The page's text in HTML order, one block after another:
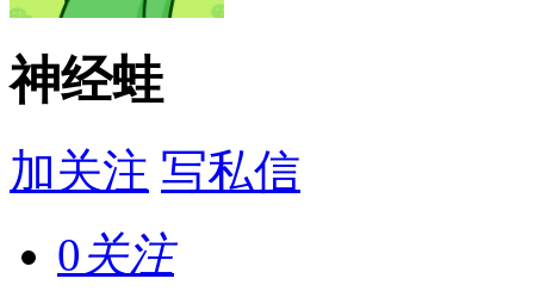
神经蛙
加关注 写私信
0关注